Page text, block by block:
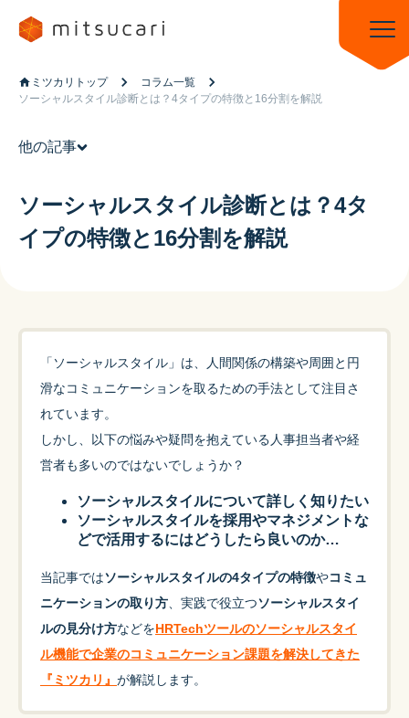
ミツカリトップ
コラム一覧
ソーシャルスタイル診断とは？4タイプの特徴と16分割を解説
ソーシャルスタイル診断とは？4タ
イプの特徴と16分割を解説
「ソーシャルスタイル」は、人間関係の構築や周囲と円
滑なコミュニケーションを取るための手法として注目さ
れています。
しかし、以下の悩みや疑問を抱えている人事担当者や経
営者も多いのではないでしょうか？
ソーシャルスタイルについて詳しく知りたい
ソーシャルスタイルを採用やマネジメントな
どで活用するにはどうしたら良いのか…
当記事ではソーシャルスタイルの4タイプの特徴やコミュ
ニケーションの取り方 、実践で役立つソーシャルスタイ
ルの見分け方などをHRTechツールのソーシャルスタイ
ル機能で企業のコミュニケーション課題を解決してきた
『ミツカリ』 が解説します。
他の記事